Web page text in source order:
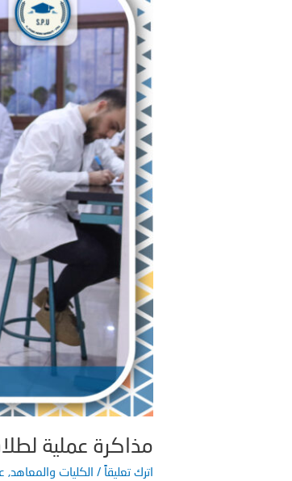
مذاكرة عملية
اترك تعليقاً / الكليات والمعاهد,
لطلاب
السنة
الثانية
بكلية
العلوم
الصحية